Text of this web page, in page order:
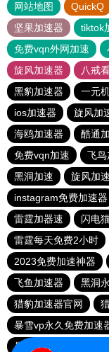
网站地图 QuickQ
坚果加速器
tiktok
免费vqn外网加速
旋风加速器
八戒
黑豹加速器
一元
ios加速器
旋风加
海鸥加速器
酷通
免费vqn加速
飞鸟
黑洞加速
旋风加
instagram免费加速器
雷霆加器速
闪电
雷霆每天免费2小时
2023免费加速神器
飞鱼加速器
黑洞
猎豹加速器官网
暴雪vp永久免费加速
暴雪vp永久免费加速